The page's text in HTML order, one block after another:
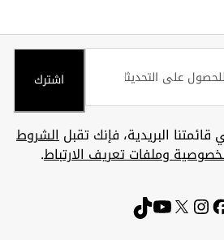
اشترك
البريدية، فإنك تقبلالشروط
وملفات تعريف الارتباط.